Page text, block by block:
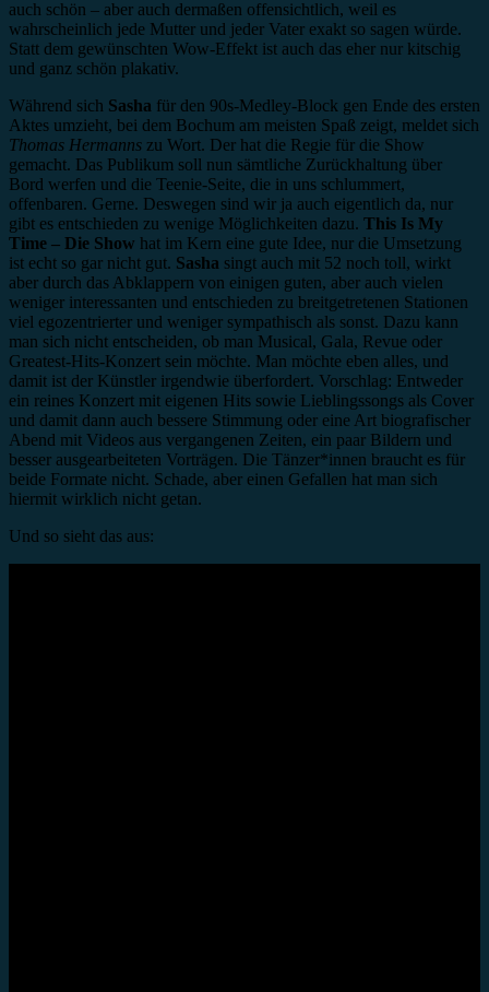
auch schön – aber auch dermaßen offensichtlich, weil es
wahrscheinlich jede Mutter und jeder Vater exakt so sagen würde.
Statt dem gewünschten Wow-Effekt ist auch das eher nur kitschig
und ganz schön plakativ.
Während sich Sasha für den 90s-Medley-Block gen Ende des ersten
Aktes umzieht, bei dem Bochum am meisten Spaß zeigt, meldet sich
Thomas Hermanns zu Wort. Der hat die Regie für die Show
gemacht. Das Publikum soll nun sämtliche Zurückhaltung über
Bord werfen und die Teenie-Seite, die in uns schlummert,
offenbaren. Gerne. Deswegen sind wir ja auch eigentlich da, nur
gibt es entschieden zu wenige Möglichkeiten dazu. This Is My
Time – Die Show hat im Kern eine gute Idee, nur die Umsetzung
ist echt so gar nicht gut. Sasha singt auch mit 52 noch toll, wirkt
aber durch das Abklappern von einigen guten, aber auch vielen
weniger interessanten und entschieden zu breitgetretenen Stationen
viel egozentrierter und weniger sympathisch als sonst. Dazu kann
man sich nicht entscheiden, ob man Musical, Gala, Revue oder
Greatest-Hits-Konzert sein möchte. Man möchte eben alles, und
damit ist der Künstler irgendwie überfordert. Vorschlag: Entweder
ein reines Konzert mit eigenen Hits sowie Lieblingssongs als Cover
und damit dann auch bessere Stimmung oder eine Art biografischer
Abend mit Videos aus vergangenen Zeiten, ein paar Bildern und
besser ausgearbeiteten Vorträgen. Die Tänzer*innen braucht es für
beide Formate nicht. Schade, aber einen Gefallen hat man sich
hiermit wirklich nicht getan.
Und so sieht das aus: